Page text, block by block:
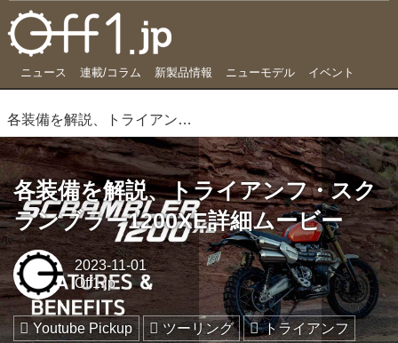
ニュース 連載/コラム 新製品情報 ニューモデル イベント
各装備を解説、トライアンフ・スクランブラー1200XE詳細ムービー
各装備を解説、トライアンフ・スク
ランブラー1200XE詳細ムービー
2023-11-01
Off1.jp
Youtube Pickup ツーリング トライアンフ